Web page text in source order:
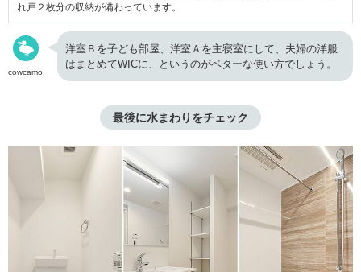
れ戸２枚分の収納が備わっています。
cowcamo
洋室Ｂを子ども部屋、洋室Ａを主寝室にして、夫婦の洋服
はまとめてWICに、というのがベターな使い方でしょう。
最後に水まわりをチェック